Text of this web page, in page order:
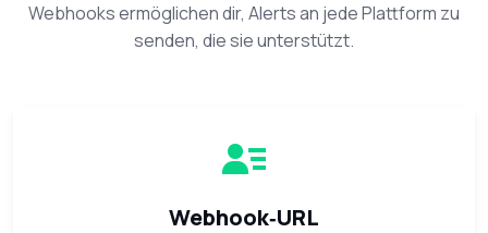
Webhooks ermöglichen dir, Alerts an jede Plattform zu
senden, die sie unterstützt.
Webhook‑URL